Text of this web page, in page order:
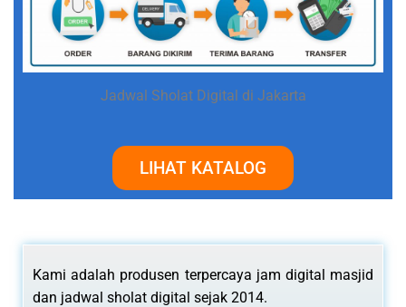
Jadwal Sholat Digital di Jakarta
LIHAT KATALOG
Kami adalah produsen terpercaya jam digital masjid
dan jadwal sholat digital sejak 2014.